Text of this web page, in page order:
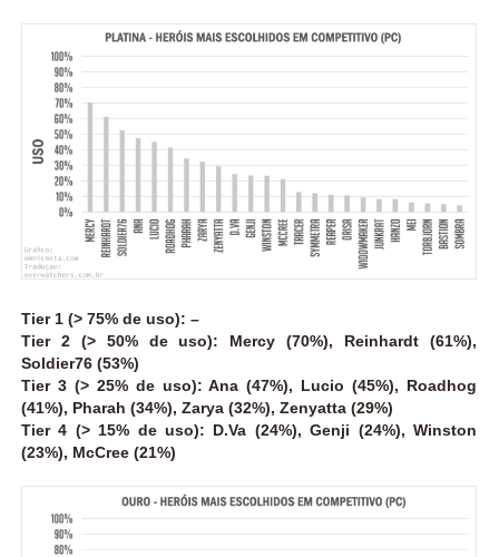
Tier 1 (> 75% de uso): –
Tier 2 (> 50% de uso): Mercy (70%), Reinhardt (61%),
Soldier76 (53%)
Tier 3 (> 25% de uso): Ana (47%), Lucio (45%), Roadhog
(41%), Pharah (34%), Zarya (32%), Zenyatta (29%)
Tier 4 (> 15% de uso): D.Va (24%), Genji (24%), Winston
(23%), McCree (21%)